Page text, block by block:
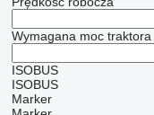
Wymagana moc traktora
ISOBUS
ISOBUS
Marker